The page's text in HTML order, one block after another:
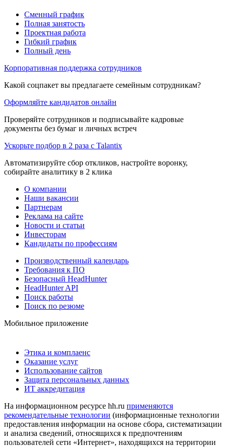
Сменный график
Полная занятость
Проектная работа
Гибкий график
Полный день
Корпоративная поддержка сотрудников
Какой соцпакет вы предлагаете семейным сотрудникам?
Оформляйте кандидатов онлайн
Проверяйте сотрудников и подписывайте кадровые
документы без бумаг и личных встреч
Ускорьте подбор в 2 раза с Talantix
Автоматизируйте сбор откликов, настройте воронку,
собирайте аналитику в 2 клика
О компании
Наши вакансии
Партнерам
Реклама на сайте
Новости и статьи
Инвесторам
Кандидаты по профессиям
Производственный календарь
Требования к ПО
Безопасный HeadHunter
HeadHunter API
Поиск работы
Поиск по резюме
Мобильное приложение
Этика и комплаенс
Оказание услуг
Использование сайтов
Защита персональных данных
ИТ аккредитация
На информационном ресурсе hh.ru применяются
рекомендательные технологии (информационные технологии
предоставления информации на основе сбора, систематизации
и анализа сведений, относящихся к предпочтениям
пользователей сети «Интернет», находящихся на территории